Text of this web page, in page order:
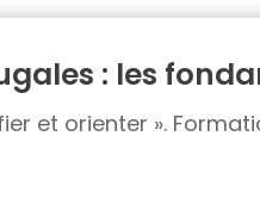
: les
et orienter ».